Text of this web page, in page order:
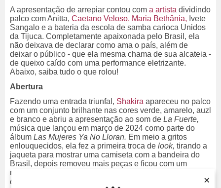
×
A apresentação de arrepiar contou com a artista dividindo
palco com Anitta, Caetano Veloso, Maria Bethânia, Ivete
Sangalo e a bateria da escola de samba carioca Unidos
da Tijuca. Completamente apaixonada pelo Brasil, ela
não deixava de declarar como ama o país, além de
deixar o público - que ela mesma chama de sua alcateia -
de queixo caído com uma performance eletrizante.
Abaixo, saiba tudo o que rolou!
Abertura
Fazendo uma entrada triunfal, Shakira apareceu no palco
com um conjunto brilhante nas cores verde, amarelo, auzl
e branco e abriu a apresentação ao som de La Fuerte,
música que lançou em março de 2024 como parte do
álbum Las Mujeres Ya No Lloran. Em meio a gritos
enlouquecidos, ela fez a primeira troca de look, tirando a
jaqueta para mostrar uma camiseta com a bandeira do
Brasil, depois removeu mais peças e ficou com um
modelito verde lima e rosa para cantar
de la Intuición